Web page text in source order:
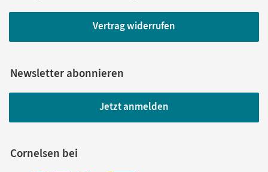
Vertrag widerrufen
Newsletter abonnieren
Jetzt anmelden
Cornelsen bei